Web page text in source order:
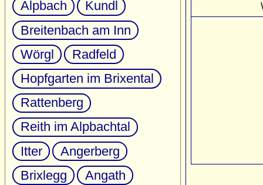
Alpbach
Kundl
Breitenbach am Inn
Wörgl
Radfeld
Hopfgarten im Brixental
Rattenberg
Reith im Alpbachtal
Itter
Angerberg
Brixlegg
Angath